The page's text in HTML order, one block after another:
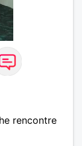
rencontre